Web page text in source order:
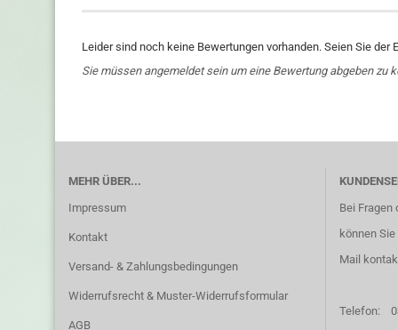
Leider sind noch keine Bewertungen vorhanden. Seien Sie der
Sie müssen angemeldet sein um eine Bewertung abgeben zu
MEHR ÜBER...
Impressum
Kontakt
Versand- & Zahlungsbedingungen
Widerrufsrecht & Muster-Widerrufsformular
AGB
Bei Fragen
können
Mail
Telefon: